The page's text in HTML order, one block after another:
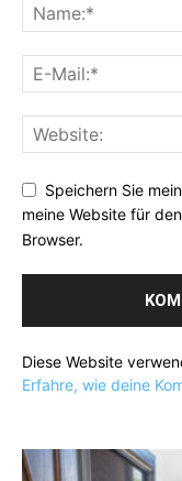
Speichern Sie
meine Website für
Browser.
Diese Website
Erfahre, wie deine